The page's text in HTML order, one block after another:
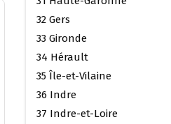
32 Gers
33 Gironde
34 Hérault
35 Île-et-Vilaine
36 Indre
37 Indre-et-Loire